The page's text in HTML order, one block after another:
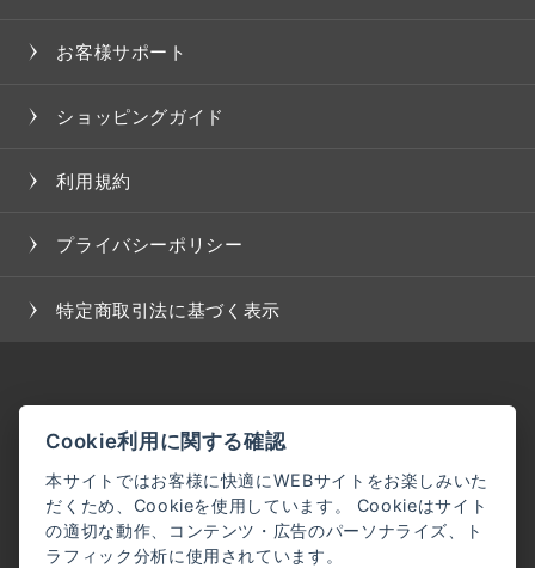
お客様サポート
ショッピングガイド
利用規約
プライバシーポリシー
特定商取引法に基づく表示
Cookie利用に関する確認
本サイトではお客様に快適にWEBサイトをお楽しみいた
だくため、Cookieを使用しています。 Cookieはサイト
の適切な動作、コンテンツ・広告のパーソナライズ、ト
ラフィック分析に使用されています。